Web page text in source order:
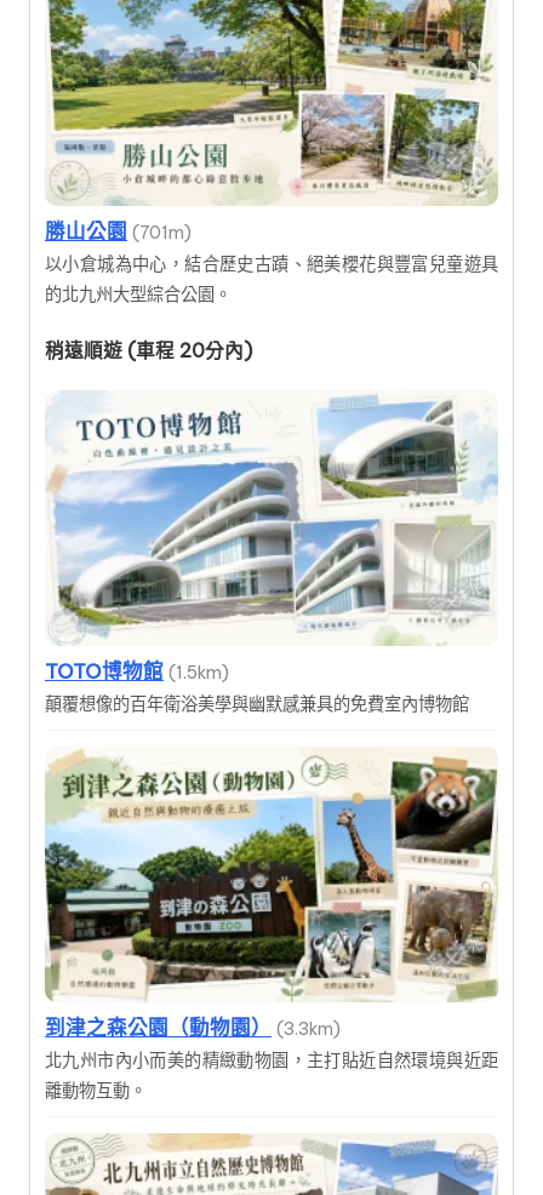
勝山公園 (701m)
以小倉城為中心，結合歷史古蹟、絕美櫻花與豐富兒童遊具
的北九州大型綜合公園。
稍遠順遊 (車程 20分內)
TOTO博物館 (1.5km)
顛覆想像的百年衛浴美學與幽默感兼具的免費室內博物館
到津之森公園（動物園）
(3.3km)
北九州市內小而美的精緻動物園，主打貼近自然環境與近距
離動物互動。